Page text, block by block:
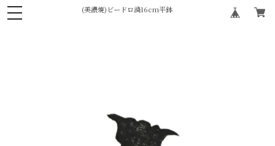
(美濃焼)ビードロ渦16cm平鉢